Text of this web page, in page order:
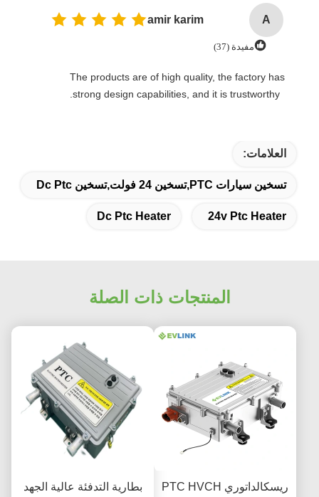
A
amir karim
مفيدة (37)
The products are of high quality, the factory has
strong design capabilities, and it is trustworthy.
العلامات:
تسخين سيارات PTC,تسخين 24 فولت,تسخين Dc Ptc
24v Ptc Heater
Dc Ptc Heater
المنتجات ذات الصلة
ريسكالداتوري PTC HVCH
بطارية التدفئة عالية الجهد